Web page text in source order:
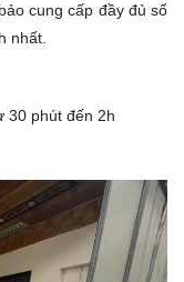
cung cấp đầy đủ số
nhất.
30 phút đến 2h